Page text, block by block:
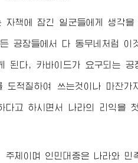
자책에 잠긴 일군들에게 생각
공장들에서 다 동무네처럼
된다, 카바이드가 요구되는 공
적질하여 쓰는것이나 마찬
다고 하시면서 나라의 리익을
체이며 인민대중은 나라와